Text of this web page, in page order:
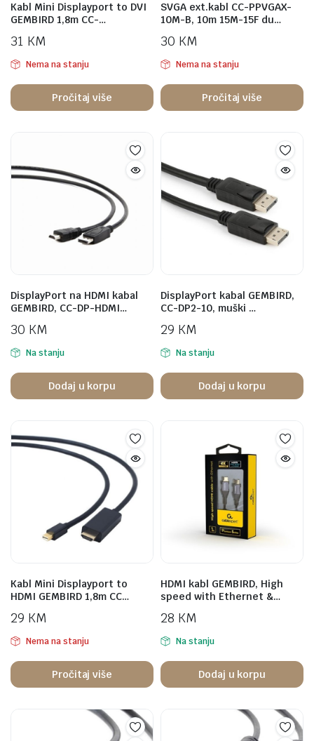
Kabl Mini Displayport to DVI
GEMBIRD 1,8m CC-…
31 KM
Nema na stanju
Pročitaj više
SVGA ext.kabl CC-PPVGAX-
10M-B, 10m 15M-15F du…
30 KM
Nema na stanju
Pročitaj više
DisplayPort na HDMI kabal
GEMBIRD, CC-DP-HDMI…
30 KM
Na stanju
Dodaj u korpu
DisplayPort kabal GEMBIRD,
CC-DP2-10, muški …
29 KM
Na stanju
Dodaj u korpu
Kabl Mini Displayport to
HDMI GEMBIRD 1,8m CC…
29 KM
Nema na stanju
Pročitaj više
HDMI kabl GEMBIRD, High
speed with Ethernet &…
28 KM
Na stanju
Dodaj u korpu